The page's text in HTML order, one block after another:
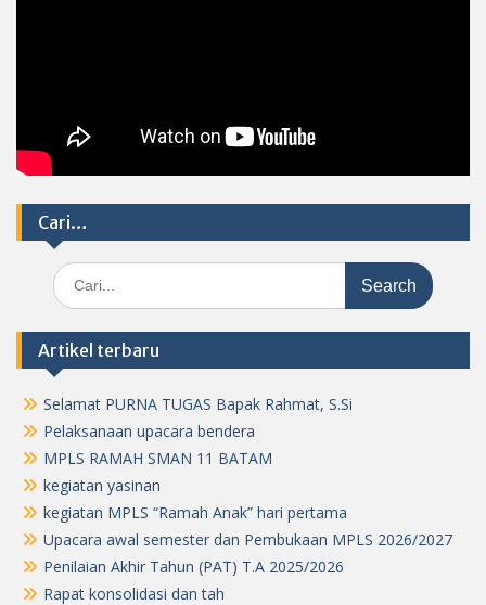
Cari…
Search
for:
Artikel terbaru
Selamat PURNA TUGAS Bapak Rahmat, S.Si
Pelaksanaan upacara bendera
MPLS RAMAH SMAN 11 BATAM
kegiatan yasinan
kegiatan MPLS “Ramah Anak” hari pertama
Upacara awal semester dan Pembukaan MPLS 2026/2027
Penilaian Akhir Tahun (PAT) T.A 2025/2026
Rapat konsolidasi dan tah